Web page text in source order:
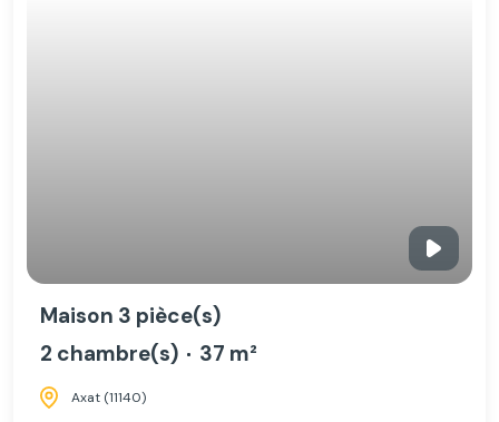
Maison 3 pièce(s)
2 chambre(s)
37 m²
Axat (11140)